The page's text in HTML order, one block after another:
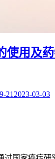
使用及
21 2023-03-03